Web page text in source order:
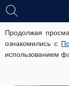
Продолжая
ознакомились с
использованием
В Сумах